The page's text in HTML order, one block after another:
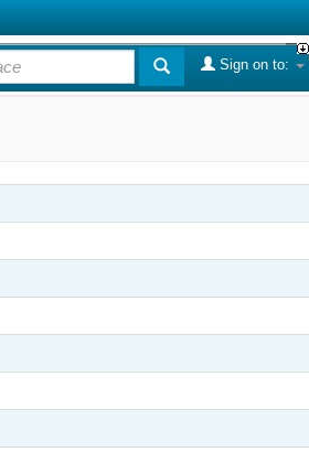
Sign on to: